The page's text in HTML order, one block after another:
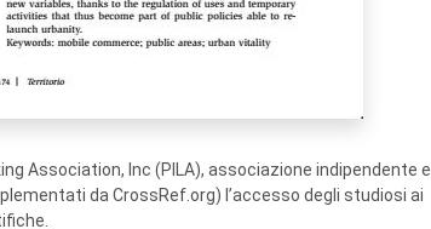
Association, Inc (PILA), associazione indipendente e
da CrossRef.org) l’accesso degli studiosi ai